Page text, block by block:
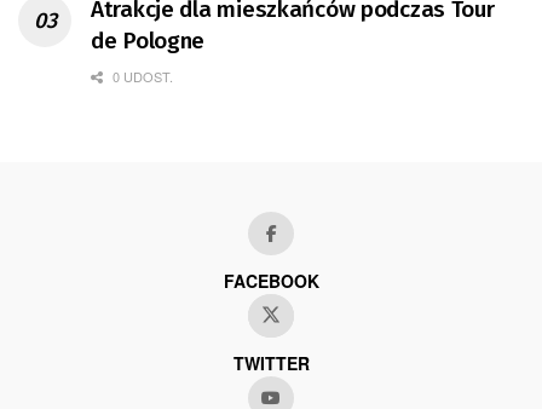
Atrakcje dla mieszkańców podczas Tour
de Pologne
0 UDOST.
FACEBOOK
TWITTER